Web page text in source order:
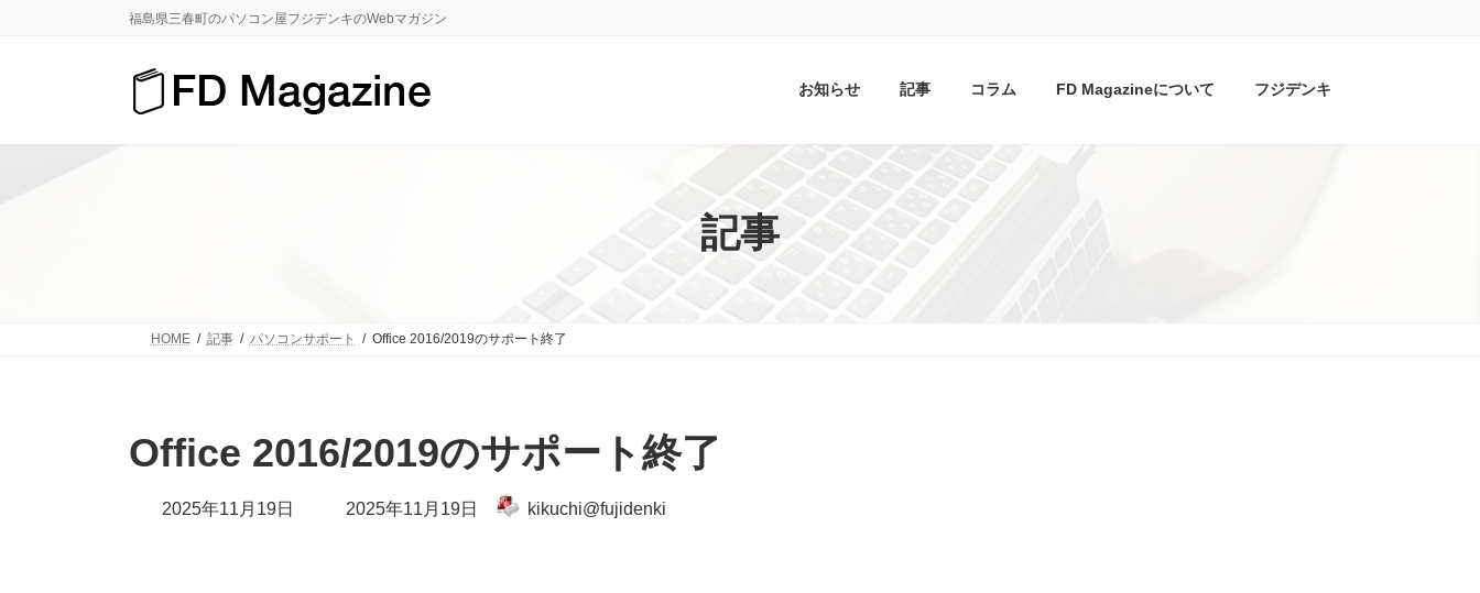
へ
ョ
福島県三春町のパソコン屋フジデンキのWebマガジン
お知らせ 記事 コラム FD Magazineについて フジデンキ
記事
HOME 記事 パソコンサポート Office 2016/2019のサポート終了
Office 2016/2019のサポート終了
2025年11月19日
最
2025年11月19日 kikuchi@fujidenki